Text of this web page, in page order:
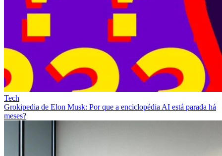
Tech
Grokipedia de Elon Musk: Por que a enciclopédia AI está parada há
meses?